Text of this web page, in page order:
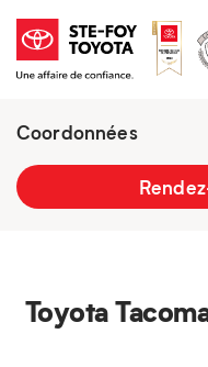
Coordonnées
Fermé : vendredi7h
Toyota